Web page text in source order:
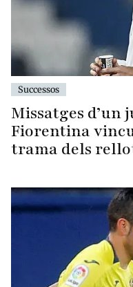
Successos
Missatges d’un
Fiorentina
trama dels